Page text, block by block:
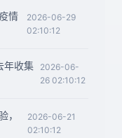
情
2026-06-29
02:10:12
年收集
2026-06-
26 02:10:12
，
2026-06-21
02:10:12